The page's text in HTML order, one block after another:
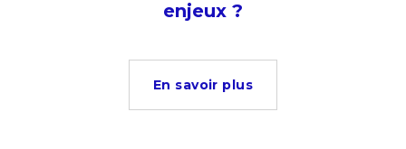
enjeux ?
En savoir plus